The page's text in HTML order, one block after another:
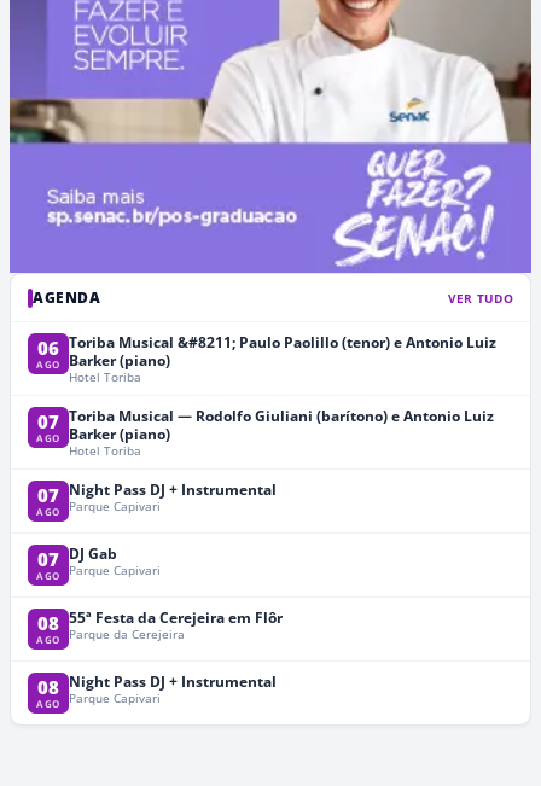
AGENDA VER TUDO
06
AGO
Toriba Musical &#8211; Paulo Paolillo (tenor) e Antonio Luiz
Barker (piano)
Hotel Toriba
07
AGO
Toriba Musical — Rodolfo Giuliani (barítono) e Antonio Luiz
Barker (piano)
Hotel Toriba
07
AGO
Night Pass DJ + Instrumental
Parque Capivari
07
AGO
DJ Gab
Parque Capivari
08
AGO
55ª Festa da Cerejeira em Flôr
Parque da Cerejeira
08
AGO
Night Pass DJ + Instrumental
Parque Capivari